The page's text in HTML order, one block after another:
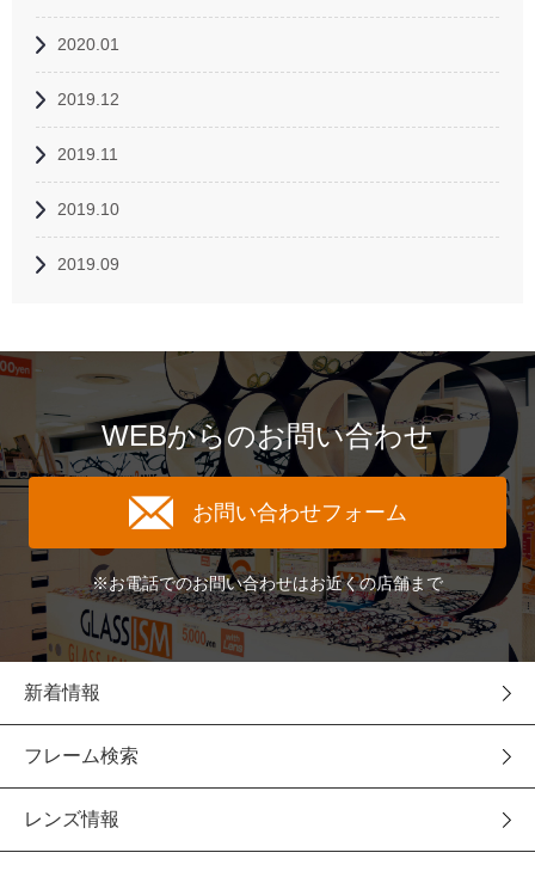
2020.01
2019.12
2019.11
2019.10
2019.09
WEBからのお問い合わせ
お問い合わせフォーム
※お電話でのお問い合わせはお近くの店舗まで
新着情報
フレーム検索
レンズ情報